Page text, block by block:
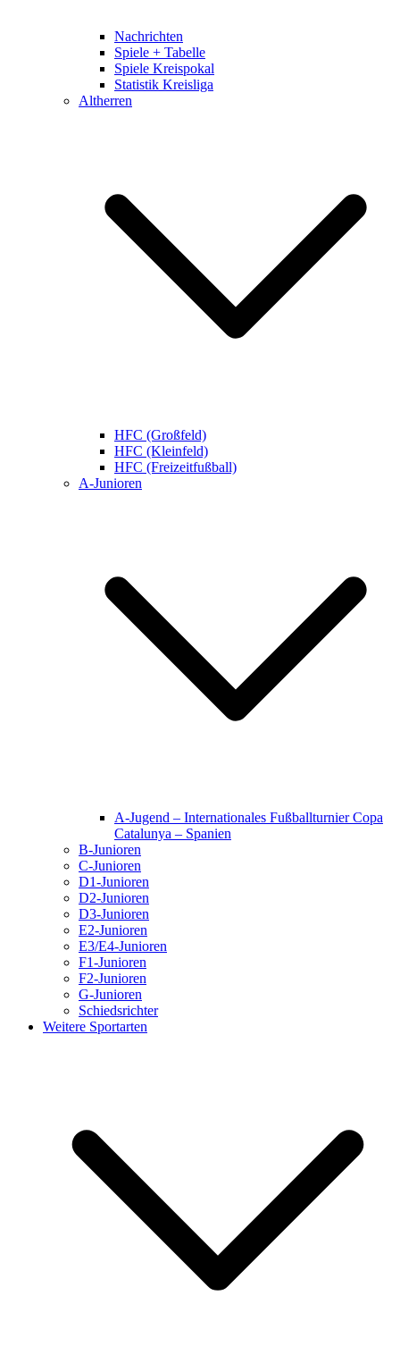
Nachrichten
Spiele + Tabelle
Spiele Kreispokal
Statistik Kreisliga
Altherren
HFC (Großfeld)
HFC (Kleinfeld)
HFC (Freizeitfußball)
A-Junioren
A-Jugend – Internationales Fußballturnier Copa
Catalunya – Spanien
B-Junioren
C-Junioren
D1-Junioren
D2-Junioren
D3-Junioren
E2-Junioren
E3/E4-Junioren
F1-Junioren
F2-Junioren
G-Junioren
Schiedsrichter
Weitere Sportarten